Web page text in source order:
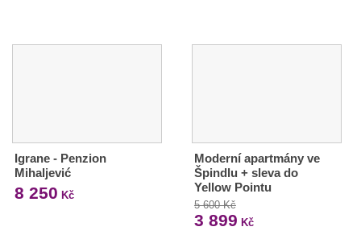
Igrane - Penzion
Mihaljević
8 250 Kč
Moderní apartmány ve
Špindlu + sleva do
Yellow Pointu
5 600 Kč
3 899 Kč